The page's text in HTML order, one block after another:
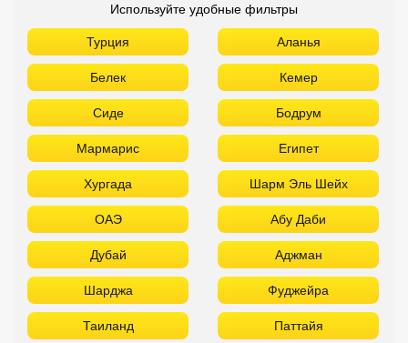
Используйте удобные фильтры
Турция Аланья
Белек Кемер
Сиде Бодрум
Мармарис Египет
Хургада Шарм Эль Шейх
ОАЭ Абу Даби
Дубай Аджман
Шарджа Фуджейра
Таиланд Паттайя